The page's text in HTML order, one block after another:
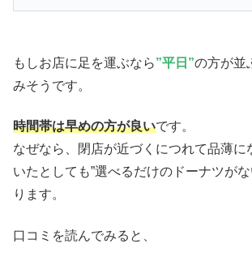
もしお店に足を運ぶなら”平日”の方が並
みそうです。
時間帯は早めの方が良いです。
なぜなら、閉店が近づくにつれて品薄に
いたとしても”選べるだけのドーナツが
ります。
口コミを読んでみると、